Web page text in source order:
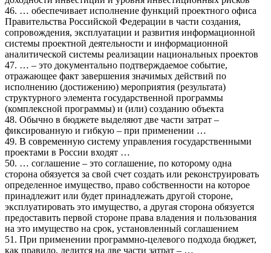
46. … обеспечивает исполнение функций проектного офиса
Правительства Российской Федерации в части создания,
сопровождения, эксплуатации и развития информационной
системы проектной деятельности и информационной
аналитической системы реализации национальных проектов
47. … – это документально подтверждаемое событие,
отражающее факт завершения значимых действий по
исполнению (достижению) мероприятия (результата)
структурного элемента государственной программы
(комплексной программы) и (или) созданию объекта
48. Обычно в бюджете выделяют две части затрат –
фиксированную и гибкую – при применении …
49. В современную систему управления государственными
проектами в России входят …
50. … соглашение – это соглашение, по которому одна
сторона обязуется за свой счет создать или реконструировать
определенное имущество, право собственности на которое
принадлежит или будет принадлежать другой стороне,
эксплуатировать это имущество, а другая сторона обязуется
предоставить первой стороне права владения и пользования
на это имущество на срок, установленный соглашением
51. При применении программно-целевого подхода бюджет,
как правило, делится на две части затрат – …